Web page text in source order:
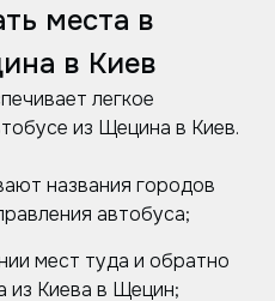
места в
в Киев
легкое
из Щецина в Киев.
названия городов
автобуса;
мест туда и обратно
из Киева в Щецин;